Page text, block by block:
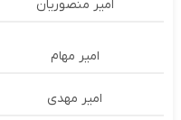
امیر منصوریان
امیر مهام
امیر مهدی